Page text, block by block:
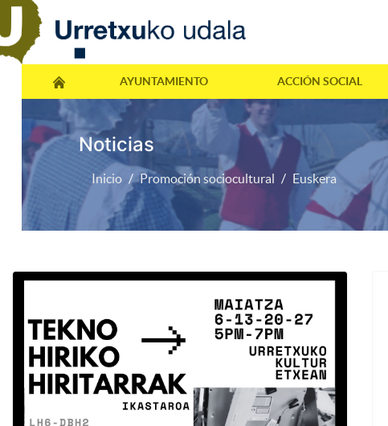
AYUNTAMIENTO ACCIÓN SOCIAL
Noticias
Inicio Promoción sociocultural Euskera